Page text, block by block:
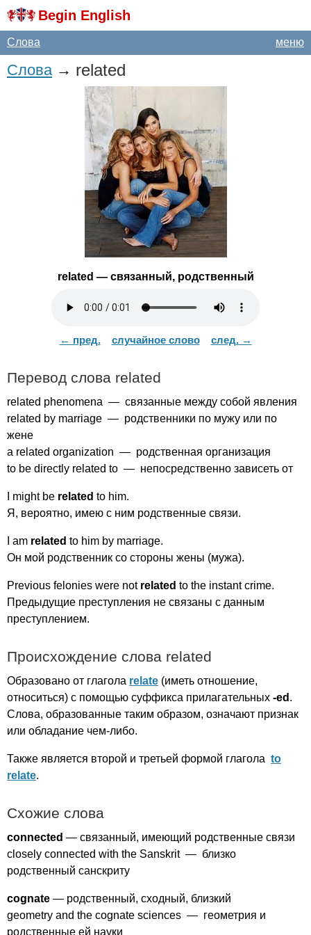
Begin English
меню
Слова
Слова→ related
related — связанный, родственный
← пред. случайное слово след. →
Перевод слова related
related phenomena — связанные между собой явления
related by marriage — родственники по мужу или по
жене
a related organization — родственная организация
to be directly related to — непосредственно зависеть от
might be related to him.
Я, вероятно, имею с ним родственные связи.
am related to him by marriage.
Он мой родственник со стороны жены (мужа).
Previous felonies were not related to the instant crime.
Предыдущие преступления не связаны с данным
преступлением.
Происхождение слова related
Образовано от глагола relate (иметь отношение,
относиться) с помощью суффикса прилагательных -ed .
Слова, образованные таким образом, означают признак
или обладание чем-либо.
Также является второй и третьей формой глагола to
relate.
Схожие слова
connected — связанный, имеющий родственные связи
closely connected with the Sanskrit— близко
родственный санскриту
cognate — родственный, сходный, близкий
geometry and the cognate sciences — геометрия и
родственные ей науки